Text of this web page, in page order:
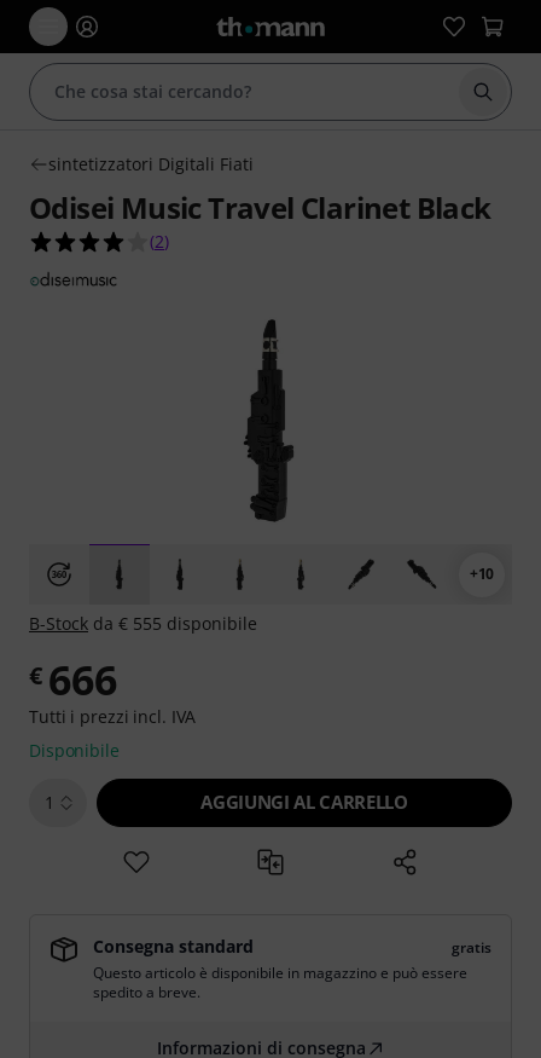
sintetizzatori Digitali Fiati
Odisei Music Travel Clarinet Black
4.0 su 5 stelle su 2 valutazioni dei clienti
(2)
+10
B-Stock da € 555 disponibile
€ 666
Tutti i prezzi incl. IVA
Disponibile
1 AGGIUNGI AL CARRELLO
Consegna standard
gratis
Questo articolo è disponibile in magazzino e può essere
spedito a breve.
Informazioni di consegna